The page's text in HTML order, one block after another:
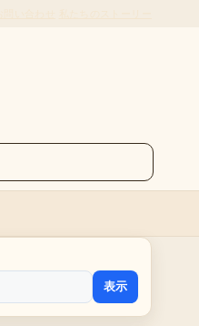
表示